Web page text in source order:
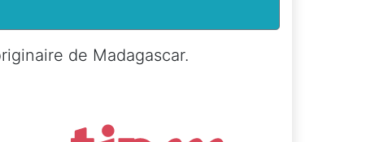
de Madagascar.